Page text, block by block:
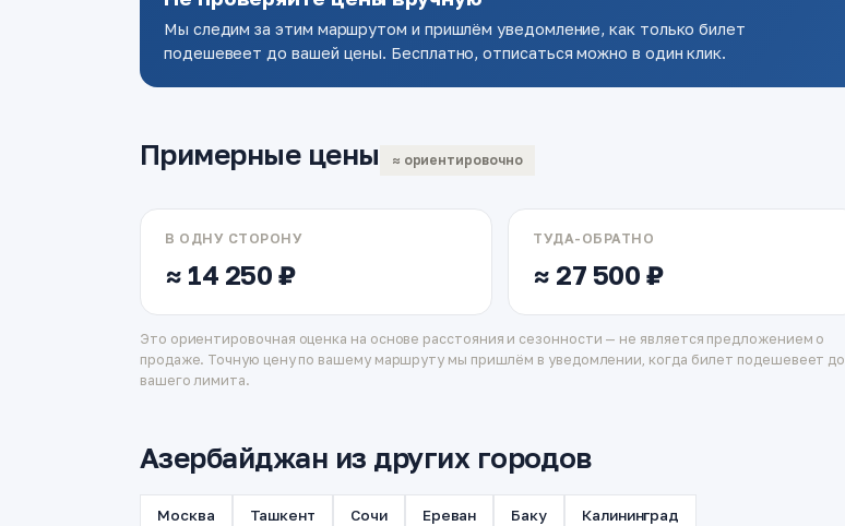
Мы следим за этим маршрутом и пришлём уведомление, как только билет
подешевеет до вашей цены. Бесплатно, отписаться можно в один клик.
Примерные цены ≈ ориентировочно
В ОДНУ СТОРОНУ
≈ 14 250 ₽
ТУДА-ОБРАТНО
≈ 27 500 ₽
Это ориентировочная оценка на основе расстояния и сезонности — не является предложением о
продаже. Точную цену по вашему маршруту мы пришлём в уведомлении, когда билет подешевеет до
вашего лимита.
Азербайджан из других городов
Москва Ташкент Сочи Ереван Баку Калининград